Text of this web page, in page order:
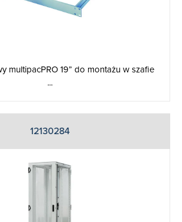
multipacPRO 19” do montażu w szafie
...
12130284